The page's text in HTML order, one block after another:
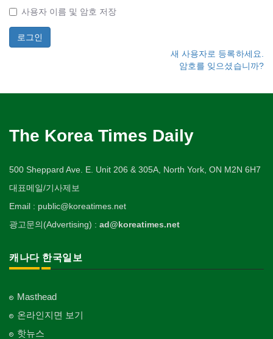
사용자 이름 및 암호 저장
새 사용자로 등록하세요.
암호를 잊으셨습니까?
The Korea Times Daily
500 Sheppard Ave. E. Unit 206 & 305A, North York, ON M2N 6H7
대표메일/기사제보
Email : public@koreatimes.net
광고문의(Advertising) : ad@koreatimes.net
캐나다 한국일보
Masthead
온라인지면 보기
핫뉴스